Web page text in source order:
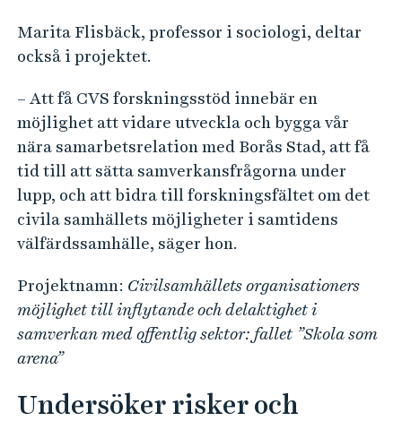
Marita Flisbäck, professor i sociologi, deltar
också i projektet.
– Att få CVS forskningsstöd innebär en
möjlighet att vidare utveckla och bygga vår
nära samarbetsrelation med Borås Stad, att få
tid till att sätta samverkansfrågorna under
lupp, och att bidra till forskningsfältet om det
civila samhällets möjligheter i samtidens
välfärdssamhälle, säger hon.
Projektnamn: Civilsamhällets organisationers
möjlighet till inflytande och delaktighet i
samverkan med offentlig sektor: fallet ”Skola som
arena”
Undersöker risker och